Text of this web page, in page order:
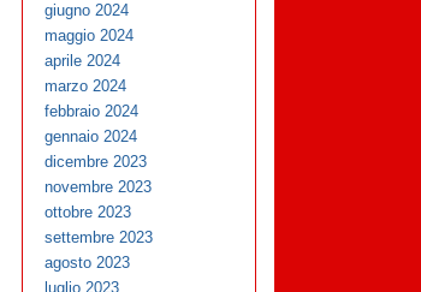
giugno 2024
maggio 2024
aprile 2024
marzo 2024
febbraio 2024
gennaio 2024
dicembre 2023
novembre 2023
ottobre 2023
settembre 2023
agosto 2023
luglio 2023